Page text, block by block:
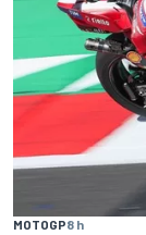
MOTOGP8 h